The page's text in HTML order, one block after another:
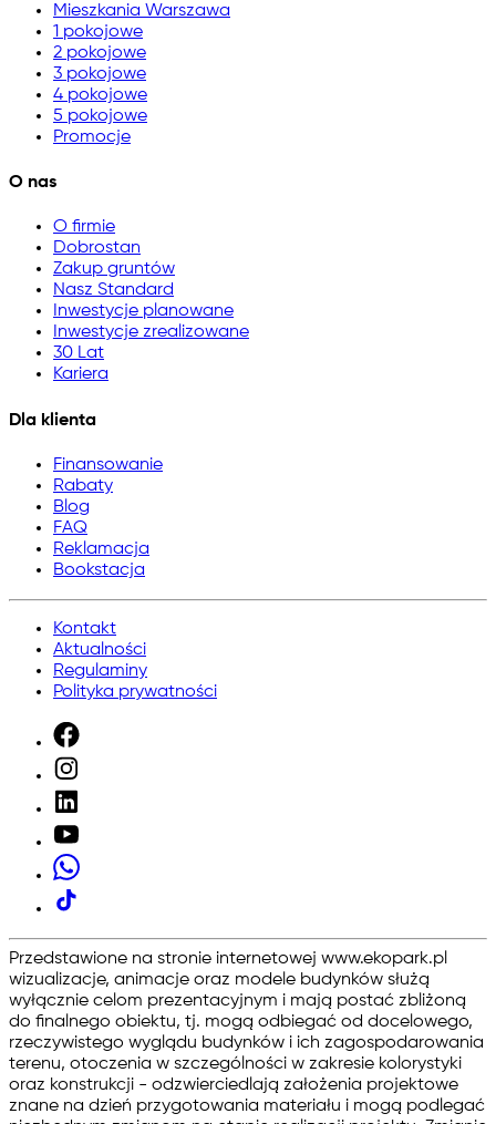
Mieszkania Warszawa
1 pokojowe
2 pokojowe
3 pokojowe
4 pokojowe
5 pokojowe
Promocje
O nas
O firmie
Dobrostan
Zakup gruntów
Nasz Standard
Inwestycje planowane
Inwestycje zrealizowane
30 Lat
Kariera
Dla klienta
Finansowanie
Rabaty
Blog
FAQ
Reklamacja
Bookstacja
Kontakt
Aktualności
Regulaminy
Polityka prywatności
Przedstawione na stronie internetowej www.ekopark.pl
wizualizacje, animacje oraz modele budynków służą
wyłącznie celom prezentacyjnym i mają postać zbliżoną
do finalnego obiektu, tj. mogą odbiegać od docelowego,
rzeczywistego wyglądu budynków i ich zagospodarowania
terenu, otoczenia w szczególności w zakresie kolorystyki
oraz konstrukcji - odzwierciedlają założenia projektowe
znane na dzień przygotowania materiału i mogą podlegać